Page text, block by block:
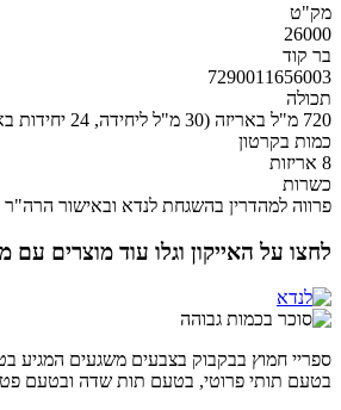
מק"ט
26000
בר קוד
7290011656003
תכולה
720 מ"ל באריזה (30 מ"ל ליחידה, 24 יחידות באריזה)
כמות בקרטון
8 אריזות
כשרות
פרווה למהדרין בהשגחת לנדא ובאישור
לחצו על האייקון וגלו עוד מוצרים עם
ספריי חמוץ בבקבוק בצבעים משגעים המגיע
בטעם תותי פרוטי, בטעם תות שדה ובטעם